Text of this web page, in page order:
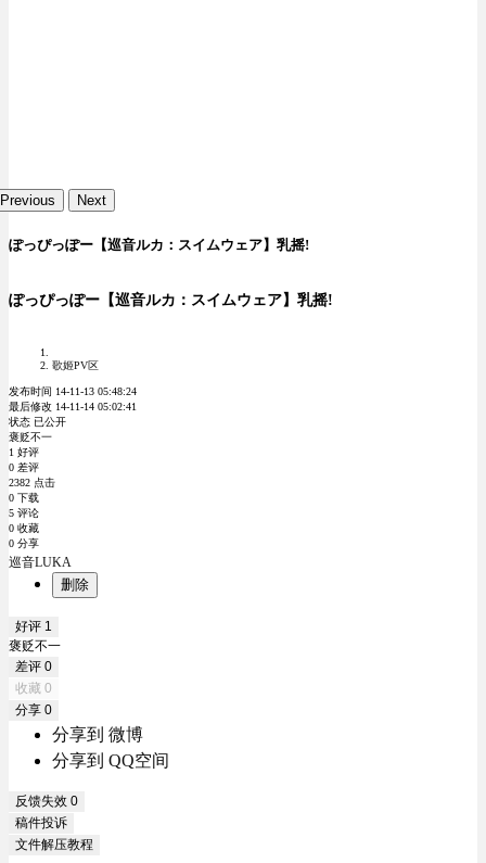
Previous Next
ぽっぴっぽー【巡音ルカ：スイムウェア】乳摇!
ぽっぴっぽー【巡音ルカ：スイムウェア】乳摇!
歌姬PV区
发布时间 14-11-13 05:48:24
最后修改 14-11-14 05:02:41
状态 已公开
褒贬不一
1 好评
0 差评
2382 点击
0 下载
5 评论
0 收藏
0 分享
巡音LUKA
删除
好评 1
褒贬不一
差评 0
收藏 0
分享 0
分享到 微博
分享到 QQ空间
反馈失效 0
稿件投诉
文件解压教程